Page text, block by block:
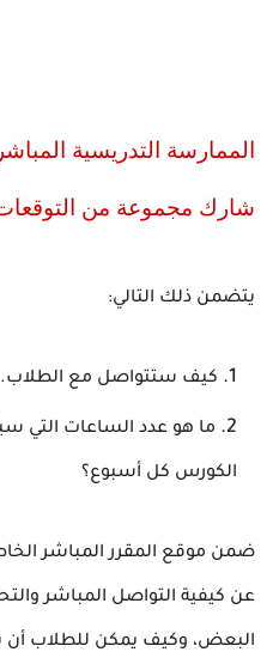
الممارسة التدريسية
شارك مجموعة من
يتضمن ذلك التالي:
كيف ستتواصل مع الطلاب.
ما هو عدد الساعات التي
الكورس كل أسبوع؟
ضمن موقع المقرر المباشر
عن كيفية التواصل المباشر
البعض، وكيف يمكن للطلاب أن